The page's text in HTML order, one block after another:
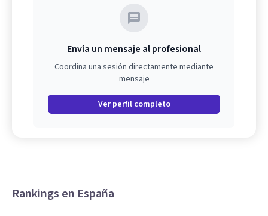
Envía un mensaje al profesional
Coordina una sesión directamente mediante
mensaje
Ver perfil completo
Rankings en España